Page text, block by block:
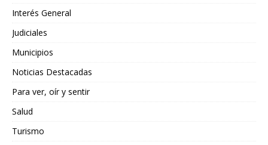
Interés General
Judiciales
Municipios
Noticias Destacadas
Para ver, oír y sentir
Salud
Turismo